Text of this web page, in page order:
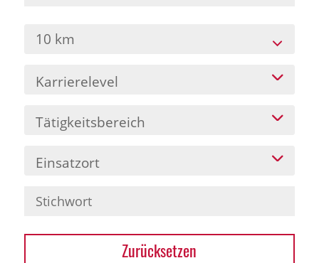
News Archiv
10 km
Karrierelevel
Tätigkeitsbereich
Einsatzort
Zurücksetzen